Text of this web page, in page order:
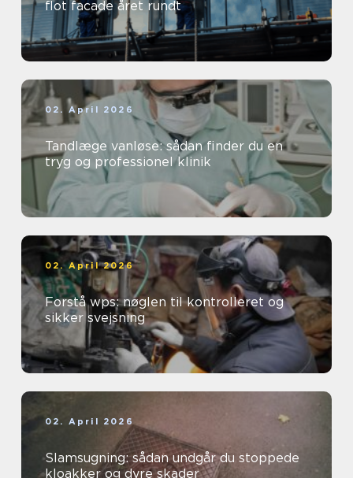
flot facade året rundt
02. April 2026
Tandlæge vanløse: sådan finder du en
tryg og professionel klinik
02. April 2026
Forstå wps: nøglen til kontrolleret og
sikker svejsning
02. April 2026
Slamsugning: sådan undgår du stoppede
kloakker og dyre skader